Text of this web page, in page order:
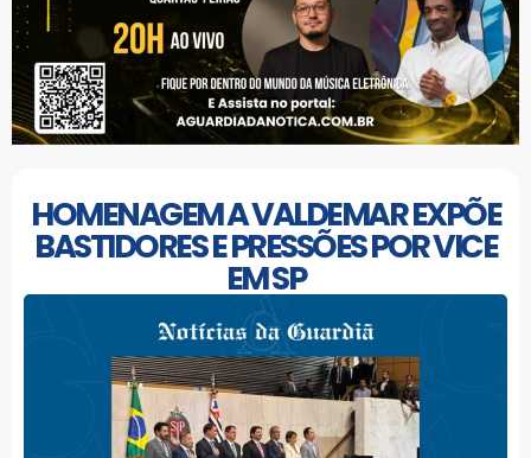
HOMENAGEM A VALDEMAR EXPÕE
BASTIDORES E PRESSÕES POR VICE
EM SP